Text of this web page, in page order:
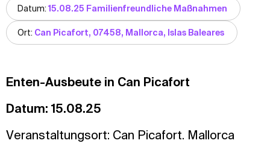
Datum:15.08.25 Familienfreundliche Maßnahmen
Ort: Can Picafort, 07458, Mallorca, Islas Baleares
Enten-Ausbeute in Can Picafort
Datum: 15.08.25
Veranstaltungsort: Can Picafort. Mallorca